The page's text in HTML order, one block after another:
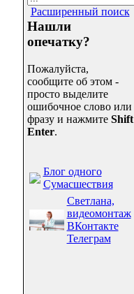
Расширенный поиск
Нашли
опечатку?
Пожалуйста,
сообщите об этом -
просто выделите
ошибочное слово или
фразу и нажмите Shift
Enter.
Блог одного
Сумасшествия
Светлана,
видеомонтаж
ВКонтакте
Телеграм